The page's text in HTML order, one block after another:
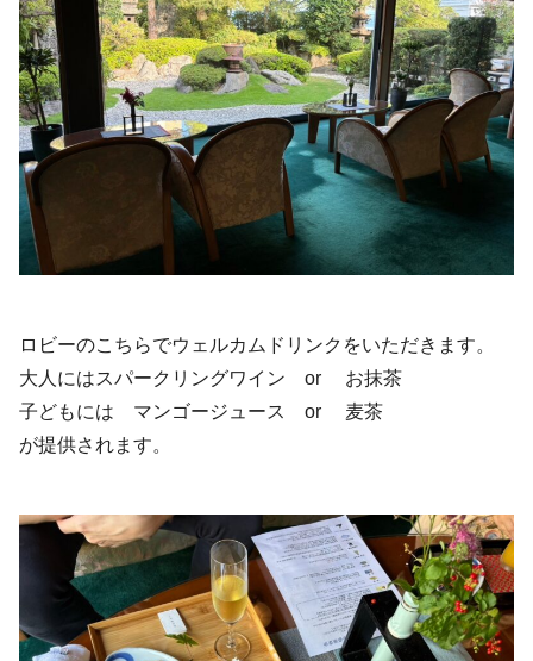
ロビーのこちらでウェルカムドリンクをいただきます。
大人にはスパークリングワイン or お抹茶
子どもには マンゴージュース or 麦茶
が提供されます。